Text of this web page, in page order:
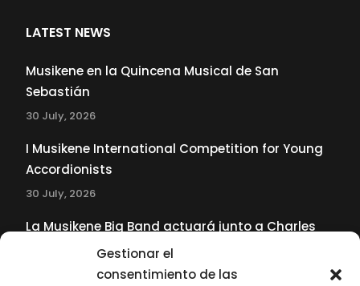
Gestionar el
consentimiento de las
LATEST NEWS
Musikene en la Quincena Musical de San
Sebastián
30 July, 2026
I Musikene International Competition for Young
Accordionists
30 July, 2026
La Musikene Big Band actuará junto a Charles
Tolliver en el 61 Jazzaldia